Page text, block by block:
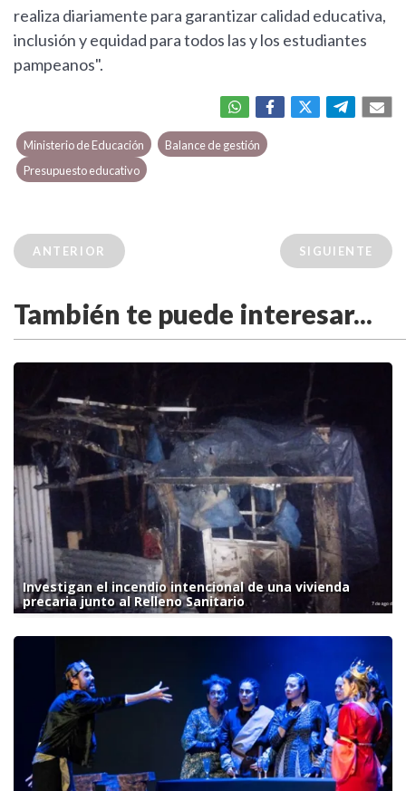
realiza diariamente para garantizar calidad educativa,
inclusión y equidad para todos las y los estudiantes
pampeanos".
Ministerio de Educación
Balance de gestión
Presupuesto educativo
ANTERIOR SIGUIENTE
También te puede interesar...
Investigan el incendio intencional de una vivienda
precaria junto al Relleno Sanitario